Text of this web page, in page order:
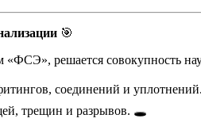
🎯
решается совокупность
соединений и уплотнений.
трещин и разрывов. 🕳️